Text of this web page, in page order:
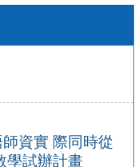
資實 際同時從
學試辦計畫